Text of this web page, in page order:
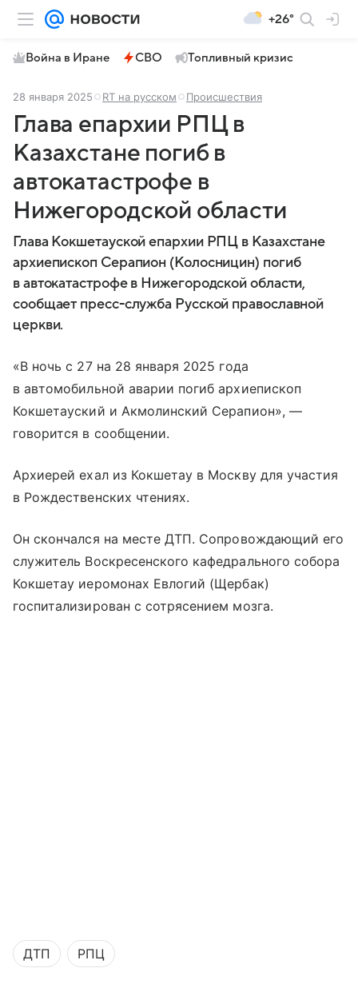
+26°
Война в Иране СВО Топливный кризис
28 января 2025 RT на русском Происшествия
Глава епархии РПЦ в
Казахстане погиб в
автокатастрофе в
Нижегородской области
Глава Кокшетауской епархии РПЦ в Казахстане
архиепископ Серапион (Колосницин) погиб
в автокатастрофе в Нижегородской области,
сообщает пресс-служба Русской православной
церкви.
«В ночь с 27 на 28 января 2025 года
в автомобильной аварии погиб архиепископ
Кокшетауский и Акмолинский Серапион», —
говорится в сообщении.
Архиерей ехал из Кокшетау в Москву для участия
в Рождественских чтениях.
Он скончался на месте ДТП. Сопровождающий его
служитель Воскресенского кафедрального собора
Кокшетау иеромонах Евлогий (Щербак)
госпитализирован с сотрясением мозга.
ДТП РПЦ